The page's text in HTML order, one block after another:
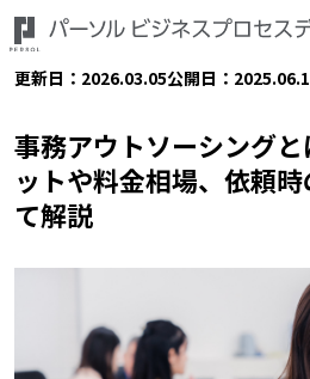
更新日：2026.03.05公開日：
事務アウトソーシング
ットや料金相場、依頼
て解説